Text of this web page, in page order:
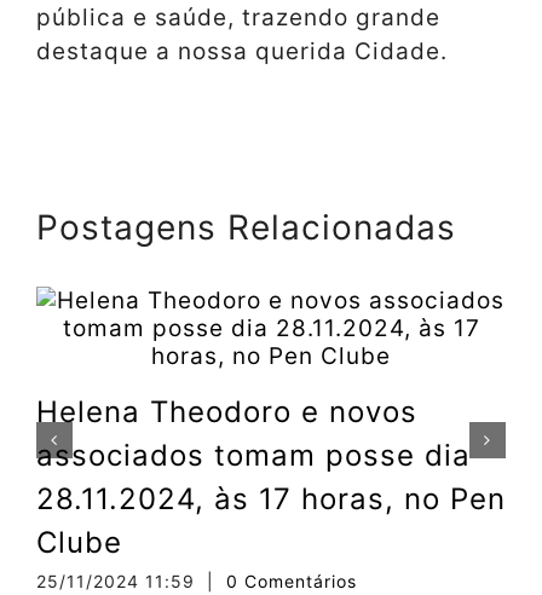
pública e saúde, trazendo grande
destaque a nossa querida Cidade.
Postagens Relacionadas
Helena Theodoro e novos
associados tomam posse dia
28.11.2024, às 17 horas, no Pen
Clube
25/11/2024 11:59 0 Comentários